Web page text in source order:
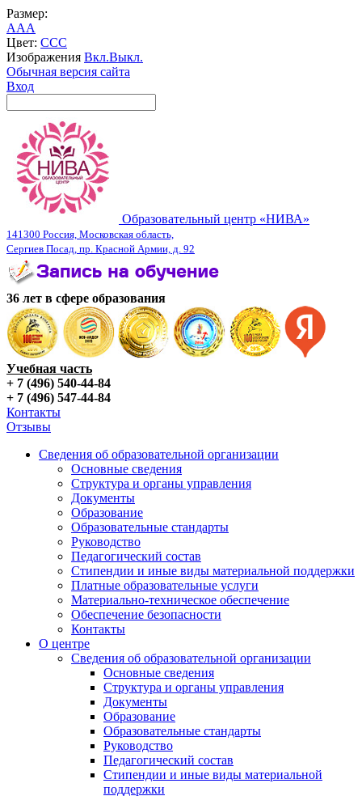
Размер:
AAA
Цвет: CCC
Изображения Вкл.Выкл.
Обычная версия сайта
Вход
Образовательный центр «НИВА»
141300 Россия, Московская область,
Сергиев Посад, пр. Красной Армии, д. 92
36 лет в сфере образования
Учебная часть
+ 7 (496) 540-44-84
+ 7 (496) 547-44-84
Контакты
Отзывы
Сведения об образовательной организации
Основные сведения
Структура и органы управления
Документы
Образование
Образовательные стандарты
Руководство
Педагогический состав
Стипендии и иные виды материальной поддержки
Платные образовательные услуги
Материально-техническое обеспечение
Обеспечение безопасности
Контакты
О центре
Сведения об образовательной организации
Основные сведения
Структура и органы управления
Документы
Образование
Образовательные стандарты
Руководство
Педагогический состав
Стипендии и иные виды материальной
поддержки